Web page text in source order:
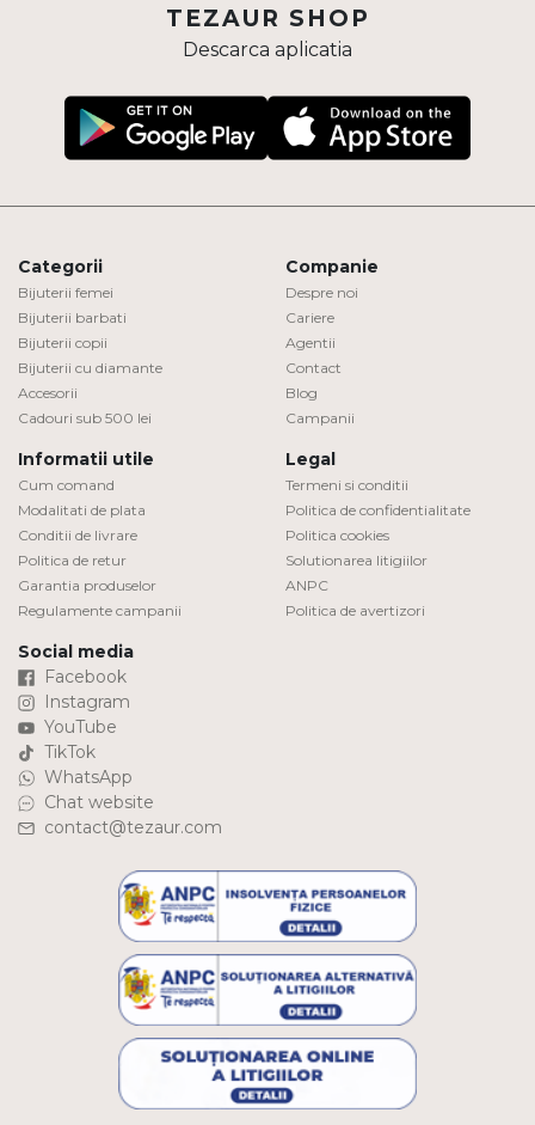
TEZAUR SHOP
Descarca aplicatia
Categorii
Bijuterii femei
Bijuterii barbati
Bijuterii copii
Bijuterii cu diamante
Accesorii
Cadouri sub 500 lei
Companie
Despre noi
Cariere
Agentii
Contact
Blog
Campanii
Informatii utile
Cum comand
Modalitati de plata
Conditii de livrare
Politica de retur
Garantia produselor
Regulamente campanii
Legal
Termeni si conditii
Politica de confidentialitate
Politica cookies
Solutionarea litigiilor
ANPC
Politica de avertizori
Social media
Facebook
Instagram
YouTube
TikTok
WhatsApp
Chat website
contact@tezaur.com